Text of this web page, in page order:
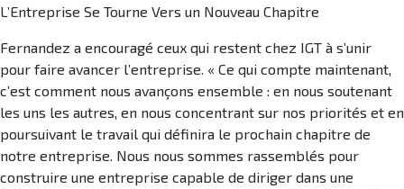
L’Entreprise Se Tourne Vers un Nouveau Chapitre
Fernandez a encouragé ceux qui restent chez IGT à s’unir
pour faire avancer l’entreprise. « Ce qui compte maintenant,
c’est comment nous avançons ensemble : en nous soutenant
les uns les autres, en nous concentrant sur nos priorités et en
poursuivant le travail qui définira le prochain chapitre de
notre entreprise. Nous nous sommes rassemblés pour
construire une entreprise capable de diriger dans une